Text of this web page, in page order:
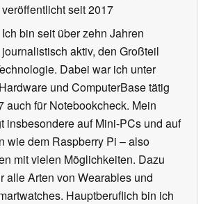
veröffentlichtseit 2017
Ich bin seit über zehn Jahren
journalistisch aktiv, den Großteil
Dabei war ich unter
und ComputerBase tätig
auch für Notebookcheck. Mein
insbesondere auf Mini-PCs und auf
wie dem Raspberry Pi – also
mit vielen Möglichkeiten. Dazu
alle Arten von Wearables und
Hauptberuflich bin ich